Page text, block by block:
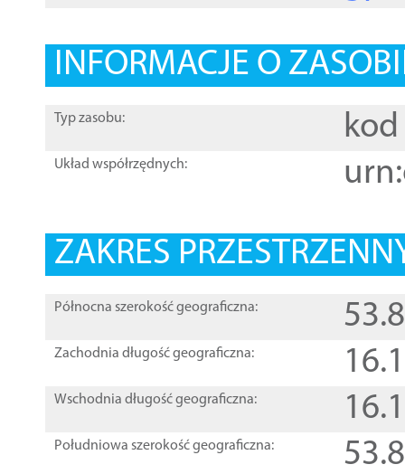
INFORMACJE O
Typ zasobu: kod
Układ współrzędnych:
ZAKRES
Północna szerokość geograficzna:
Zachodnia długość geograficzna:
Wschodnia długość geograficzna:
Południowa szerokość geograficzna: